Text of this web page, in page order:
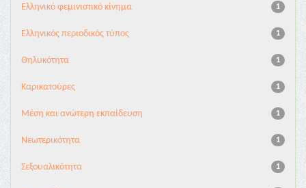
1
Ελληνικό φεμινιστικό κίνημα
1
Ελληνικός περιοδικός τύπος
1
Θηλυκότητα
1
Καρικατούρες
1
Μέση και ανώτερη εκπαίδευση
1
Νεωτερικότητα
1
Σεξουαλικότητα